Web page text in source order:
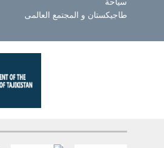
طاجيكستان و المجتمع العالمى